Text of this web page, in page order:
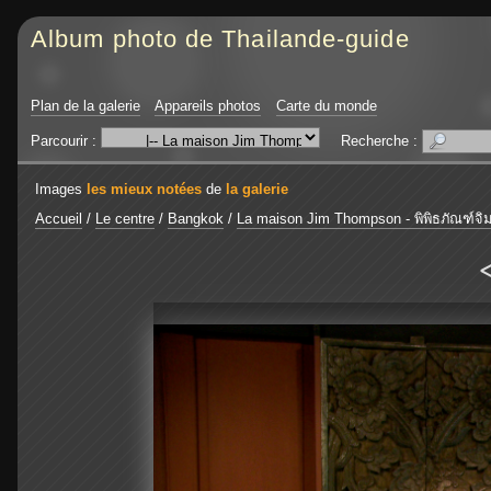
Album photo de Thailande-guide
Plan de la galerie Appareils photos Carte du monde
Parcourir : Recherche :
Images les mieux notées de la galerie
Accueil / Le centre / Bangkok / La maison Jim Thompson - พิพิธภัณฑ์จิ